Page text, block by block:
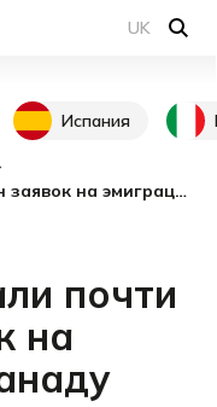
UK
Испания
Украинцы подали почти миллион заявок на эмиграцию в Канаду
почти
на